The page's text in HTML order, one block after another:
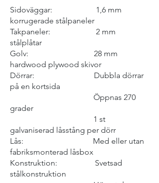
Sidoväggar: 1,6 mm
korrugerade stålpaneler
Takpaneler: 2 mm
stålplåtar
Golv: 28 mm
hardwood plywood skivor
Dörrar: Dubbla dörrar
på en kortsida
Öppnas 270
grader
1 st
galvaniserad låsstång per dörr
Lås: Med eller utan
fabriksmonterad låsbox
Konstruktion: Svetsad
stålkonstruktion